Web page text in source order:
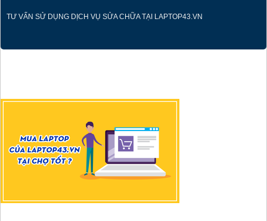
TƯ VẤN SỬ DỤNG DỊCH VỤ SỬA CHỮA TẠI LAPTOP43.VN